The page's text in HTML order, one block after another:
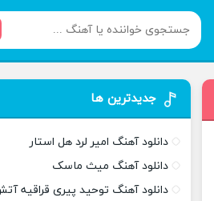
جدیدترین ها
دانلود آهنگ امیر لرد هل استار
دانلود آهنگ میث ماسک
دانلود آهنگ توحید پیری قراقیه